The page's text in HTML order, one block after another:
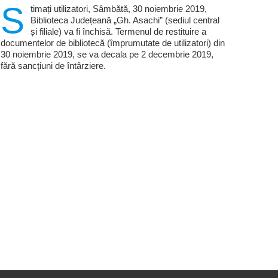
S
timați utilizatori, Sâmbătă, 30 noiembrie 2019,
Biblioteca Județeană „Gh. Asachi” (sediul central
și filiale) va fi închisă. Termenul de restituire a
documentelor de bibliotecă (împrumutate de utilizatori) din
30 noiembrie 2019, se va decala pe 2 decembrie 2019,
fără sancțiuni de întârziere.